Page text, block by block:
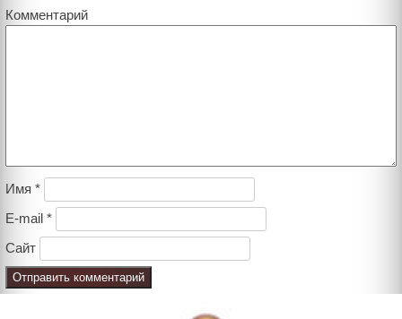
Комментарий
Имя *
E-mail *
Сайт